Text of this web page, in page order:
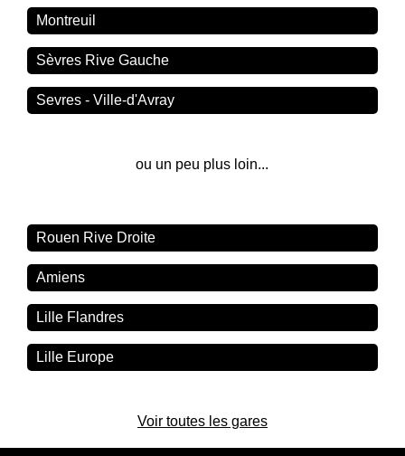
Montreuil
Sèvres Rive Gauche
Sevres - Ville-d'Avray
ou un peu plus loin...
Rouen Rive Droite
Amiens
Lille Flandres
Lille Europe
Voir toutes les gares